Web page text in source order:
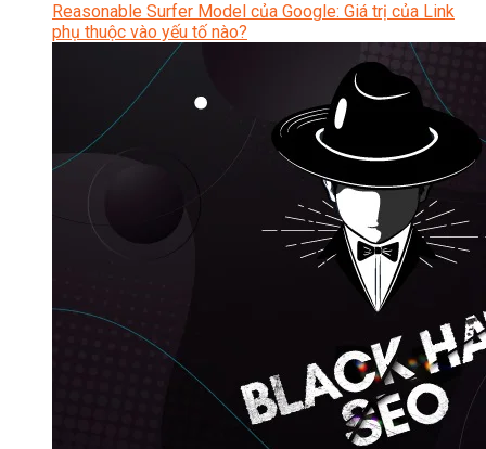
Reasonable Surfer Model của Google: Giá trị của Link
phụ thuộc vào yếu tố nào?